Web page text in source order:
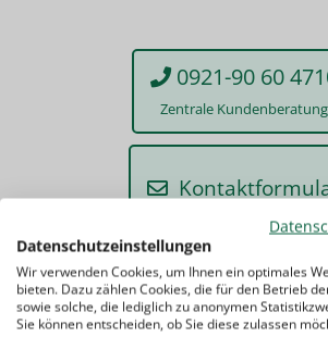
0921-90 60
Zentrale Kundenberatung
ab
24,50
Datenschutzeinstellungen
Wir verwenden Cookies, um Ihnen ein optimales
bieten. Dazu zählen Cookies, die für den Betrieb
sowie solche, die lediglich zu anonymen
Sie können entscheiden, ob Sie diese zulassen